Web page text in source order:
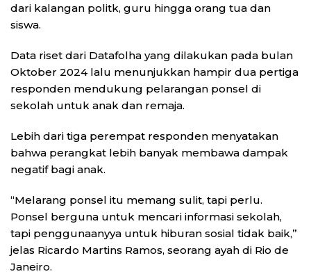
dari kalangan politk, guru hingga orang tua dan
siswa.
Data riset dari Datafolha yang dilakukan pada bulan
Oktober 2024 lalu menunjukkan hampir dua pertiga
responden mendukung pelarangan ponsel di
sekolah untuk anak dan remaja.
Lebih dari tiga perempat responden menyatakan
bahwa perangkat lebih banyak membawa dampak
negatif bagi anak.
“Melarang ponsel itu memang sulit, tapi perlu.
Ponsel berguna untuk mencari informasi sekolah,
tapi penggunaanyya untuk hiburan sosial tidak baik,”
jelas Ricardo Martins Ramos, seorang ayah di Rio de
Janeiro.